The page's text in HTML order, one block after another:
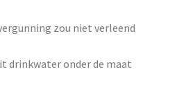
zou niet verleend
drinkwater onder de maat